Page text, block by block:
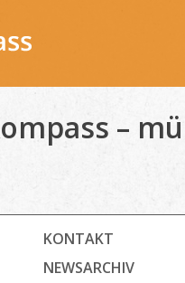
–
KONTAKT
NEWSARCHIV